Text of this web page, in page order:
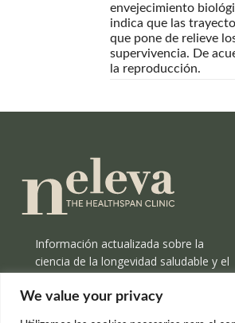
We value your privacy
envejecimiento
indica que las
que pone de relieve
supervivencia. De
la reproducción.
Información actualizada sobre la
ciencia de la longevidad saludable y el